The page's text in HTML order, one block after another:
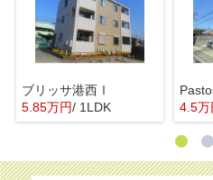
ブリッサ港西Ⅰ
5.85万円/ 1LDK
4.5万